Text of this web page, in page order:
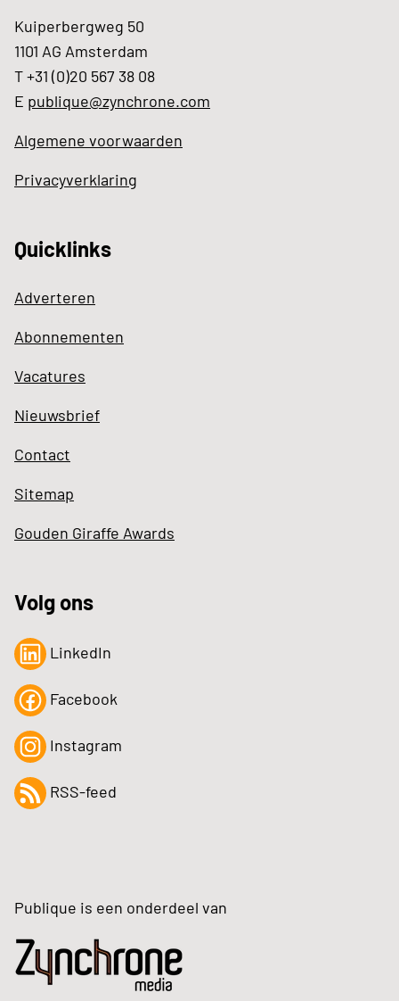
Kuiperbergweg 50
1101 AG Amsterdam
T +31 (0)20 567 38 08
E publique@zynchrone.com
Algemene voorwaarden
Privacyverklaring
Quicklinks
Adverteren
Abonnementen
Vacatures
Nieuwsbrief
Contact
Sitemap
Gouden Giraffe Awards
Volg ons
LinkedIn
Facebook
Instagram
RSS-feed
Publique is een onderdeel van